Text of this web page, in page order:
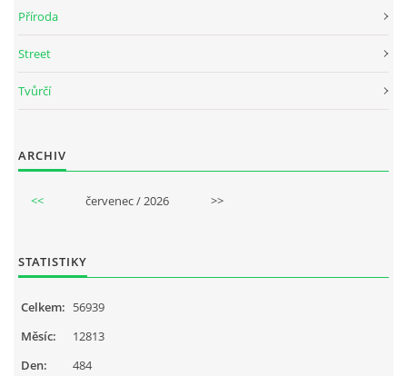
Příroda
Street
Tvůrčí
ARCHIV
<< červenec / 2026 >>
STATISTIKY
Celkem: 56939
Měsíc:
12813
Den:
484